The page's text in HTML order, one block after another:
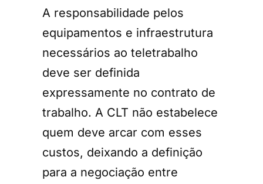
A responsabilidade pelos
equipamentos e infraestrutura
necessários ao teletrabalho
deve ser definida
expressamente no contrato de
trabalho. A CLT não estabelece
quem deve arcar com esses
custos, deixando a definição
para a negociação entre